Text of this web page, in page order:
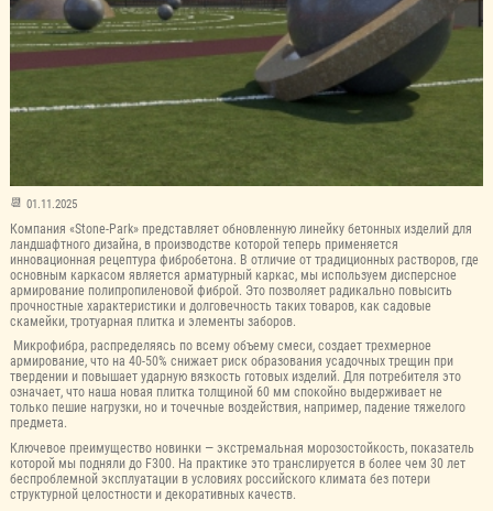
01.11.2025
Компания «Stone-Park» представляет обновленную линейку бетонных изделий для
ландшафтного дизайна, в производстве которой теперь применяется
инновационная рецептура фибробетона. В отличие от традиционных растворов, где
основным каркасом является арматурный каркас, мы используем дисперсное
армирование полипропиленовой фиброй. Это позволяет радикально повысить
прочностные характеристики и долговечность таких товаров, как садовые
скамейки, тротуарная плитка и элементы заборов.
Микрофибра, распределяясь по всему объему смеси, создает трехмерное
армирование, что на 40-50% снижает риск образования усадочных трещин при
твердении и повышает ударную вязкость готовых изделий. Для потребителя это
означает, что наша новая плитка толщиной 60 мм спокойно выдерживает не
только пешие нагрузки, но и точечные воздействия, например, падение тяжелого
предмета.
Ключевое преимущество новинки — экстремальная морозостойкость, показатель
которой мы подняли до F300. На практике это транслируется в более чем 30 лет
беспроблемной эксплуатации в условиях российского климата без потери
структурной целостности и декоративных качеств.